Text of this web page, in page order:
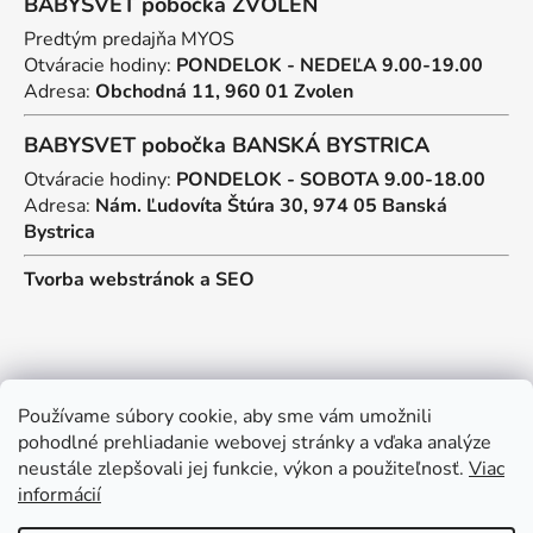
Používame súbory cookie, aby sme vám umožnili
pohodlné prehliadanie webovej stránky a vďaka analýze
neustále zlepšovali jej funkcie, výkon a použiteľnosť. Viac
informácií
Predtým predajňa MYOS
Otváracie hodiny: PONDELOK - NEDEĽA 9.00-19.00
Adresa: Obchodná 11, 960 01 Zvolen
BABYSVET pobočka BANSKÁ BYSTRICA
Otváracie hodiny: PONDELOK - SOBOTA 9.00-18.00
Adresa: Nám. Ľudovíta Štúra 30, 974 05 Banská
Bystrica
Tvorba webstránok a SEO
Kontakt
predajna@myos.sk
+421 902 950 906